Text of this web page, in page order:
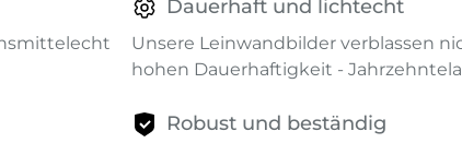
Dauerhaft und lichtecht
Unsere Leinwandbilder verblassen
hohen Dauerhaftigkeit -
Robust und beständig